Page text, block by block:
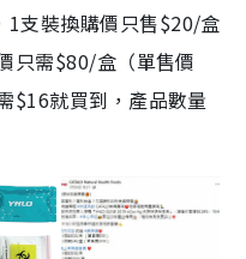
1支裝換購價只售$20/盒
只需$80/盒（單售價
$16就買到，產品數量